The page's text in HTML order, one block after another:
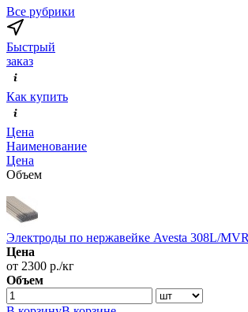
Все рубрики
Быстрый
заказ
Как купить
Цена
Наименование
Цена
Объем
Электроды по нержавейке Avesta 308L/
Цена
от 2300 р./кг
Объем